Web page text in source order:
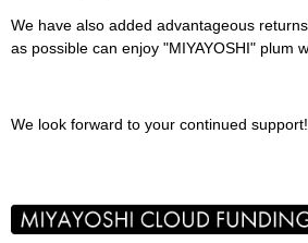
We have also added advantageous
as possible can enjoy "MIYAYOSHI" plum
We look forward to your continued support!